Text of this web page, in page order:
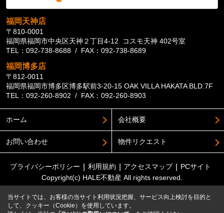
福岡天神店
〒810-0001
福岡県福岡市中央区天神２丁目4-12 コスモ天神 402号室
TEL：092-738-8688 / FAX：092-738-8689
福岡博多店
〒812-0011
福岡県福岡市博多区博多駅前3-20-15 OAK VILLA HAKATA BLD.7F
TEL：092-260-8902 / FAX：092-260-8903
ホーム 会社概要
お問い合わせ 物件リクエスト
プライバシーポリシー 利用規約 アクセスマップ
PCサイト
Copyright(c) HALE不動産 All rights reserved.
当サイトでは、お客様の当サイト利用状況把握、サービス向上検討を目的と
して、クッキー（Cookie）を使用しています。